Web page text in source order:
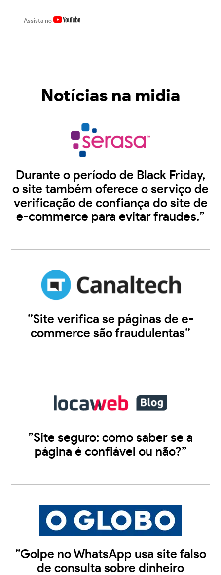
Assista no
Notícias na midia
Durante o período de Black Friday,
o site também oferece o serviço de
verificação de confiança do site de
e-commerce para evitar fraudes.”
”Site verifica se páginas de e-
commerce são fraudulentas”
”Site seguro: como saber se a
página é confiável ou não?”
”Golpe no WhatsApp usa site falso
de consulta sobre dinheiro